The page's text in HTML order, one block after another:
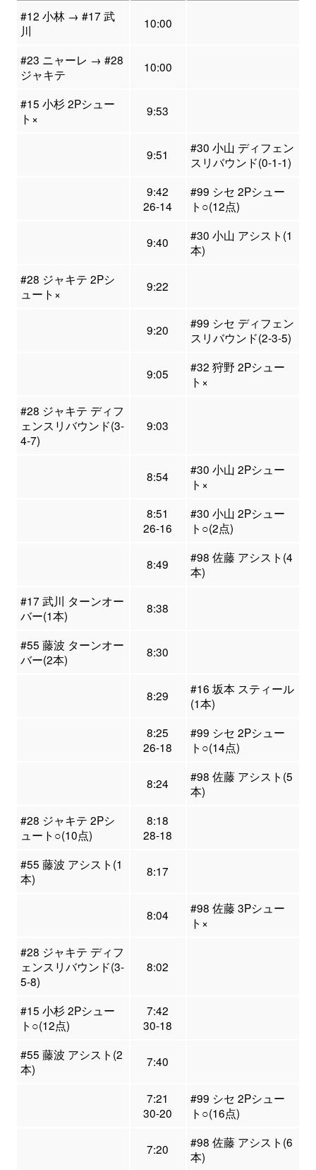
#12 小林 → #17 武
川
10:00
#23 ニャーレ → #28
ジャキテ
10:00
#15 小杉 2Pシュー
ト×
9:53
9:51
#30 小山 ディフェン
スリバウンド(0-1-1)
9:42
26-14
#99 シセ 2Pシュー
ト○(12点)
9:40
#30 小山 アシスト(1
本)
#28 ジャキテ 2Pシ
ュート×
9:22
9:20
#99 シセ ディフェン
スリバウンド(2-3-5)
9:05
#32 狩野 2Pシュー
ト×
#28 ジャキテ ディフ
ェンスリバウンド(3-
4-7)
9:03
8:54
#30 小山 2Pシュー
ト×
8:51
26-16
#30 小山 2Pシュー
ト○(2点)
8:49
#98 佐藤 アシスト(4
本)
#17 武川 ターンオー
バー(1本)
8:38
#55 藤波 ターンオー
バー(2本)
8:30
8:29
#16 坂本 スティール
(1本)
8:25
26-18
#99 シセ 2Pシュー
ト○(14点)
8:24
#98 佐藤 アシスト(5
本)
#28 ジャキテ 2Pシ
ュート○(10点)
8:18
28-18
#55 藤波 アシスト(1
本)
8:17
8:04
#98 佐藤 3Pシュー
ト×
#28 ジャキテ ディフ
ェンスリバウンド(3-
5-8)
8:02
#15 小杉 2Pシュー
ト○(12点)
7:42
30-18
#55 藤波 アシスト(2
本)
7:40
7:21
30-20
#99 シセ 2Pシュー
ト○(16点)
7:20
#98 佐藤 アシスト(6
本)